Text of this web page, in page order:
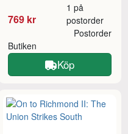
769 kr
1 på
postorder
Butiken
Postorder
Köp